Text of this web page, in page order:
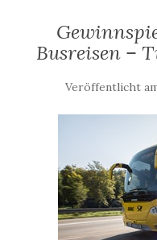
Busreisen –
Veröffentlicht